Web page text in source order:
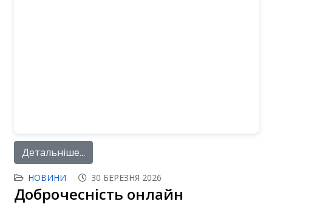
Детальніше...
НОВИНИ 30 БЕРЕЗНЯ 2026
Доброчесність онлайн